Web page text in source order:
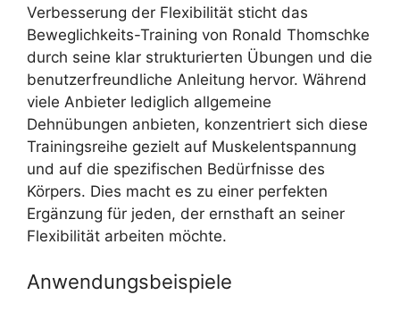
Verbesserung der Flexibilität sticht das
Beweglichkeits-Training von Ronald Thomschke
durch seine klar strukturierten Übungen und die
benutzerfreundliche Anleitung hervor. Während
viele Anbieter lediglich allgemeine
Dehnübungen anbieten, konzentriert sich diese
Trainingsreihe gezielt auf Muskelentspannung
und auf die spezifischen Bedürfnisse des
Körpers. Dies macht es zu einer perfekten
Ergänzung für jeden, der ernsthaft an seiner
Flexibilität arbeiten möchte.
Anwendungsbeispiele